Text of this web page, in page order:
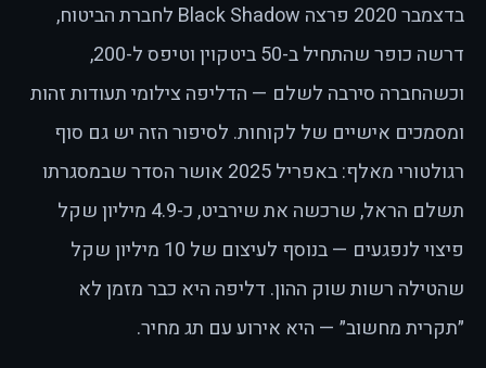
בדצמבר 2020 פרצה Black Shadow לחברת הביטוח,
דרשה כופר שהתחיל ב-50 ביטקוין וטיפס ל-200,
וכשהחברה סירבה לשלם — הדליפה צילומי תעודות זהות
ומסמכים אישיים של לקוחות. לסיפור הזה יש גם סוף
רגולטורי מאלף: באפריל 2025 אושר הסדר שבמסגרתו
תשלם הראל, שרכשה את שירביט, כ-4.9 מיליון שקל
פיצוי לנפגעים — בנוסף לעיצום של 10 מיליון שקל
שהטילה רשות שוק ההון. דליפה היא כבר מזמן לא
״תקרית מחשוב״ — היא אירוע עם תג מחיר.